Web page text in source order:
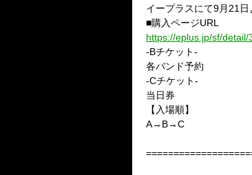
イープラスにて9月21
■購入ページURL
https://eplus.jp/sf/
-Bチケット-
各バンド予約
-Cチケット-
当日券
【入場順】
A→B→C